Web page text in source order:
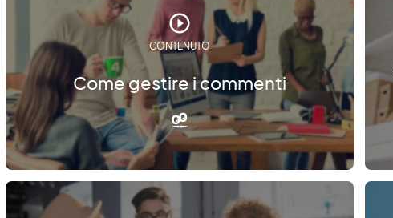
CONTENUTO
Come gestire i commenti